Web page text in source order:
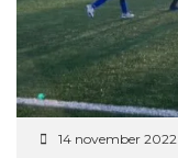
14 november 2022